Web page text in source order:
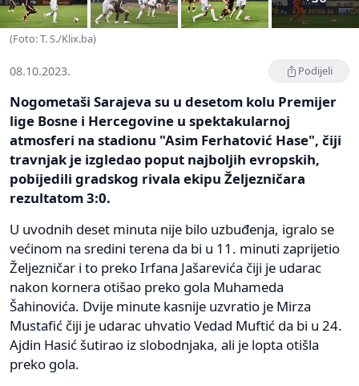
(Foto: T. S./Klix.ba)
08.10.2023. Podijeli
Nogometaši Sarajeva su u desetom kolu Premijer
lige Bosne i Hercegovine u spektakularnoj
atmosferi na stadionu "Asim Ferhatović Hase", čiji
travnjak je izgledao poput najboljih evropskih,
pobijedili gradskog rivala ekipu Željezničara
rezultatom 3:0.
U uvodnih deset minuta nije bilo uzbuđenja, igralo se
većinom na sredini terena da bi u 11. minuti zaprijetio
Željezničar i to preko Irfana Jašarevića čiji je udarac
nakon kornera otišao preko gola Muhameda
Šahinovića. Dvije minute kasnije uzvratio je Mirza
Mustafić čiji je udarac uhvatio Vedad Muftić da bi u 24.
Ajdin Hasić šutirao iz slobodnjaka, ali je lopta otišla
preko gola.